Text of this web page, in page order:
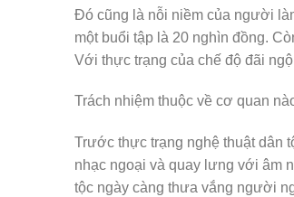
Đó cũng là nỗi niềm của người
một buổi tập là 20 nghìn đồng.
Với thực trạng của chế độ đãi
Trách nhiệm thuộc về cơ quan
Trước thực trạng nghệ thuật dân
nhạc ngoại và quay lưng với âm
tộc ngày càng thưa vắng người